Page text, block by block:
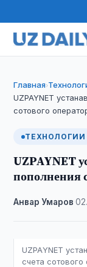
Главная›
UZPAYNET
сотового
ТЕХНОЛОГИИ
UZPAYNET
пополнения
Анвар Умаров ·
UZРАYNЕT
счета сотового